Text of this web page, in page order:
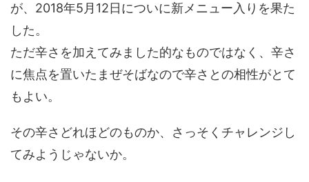
が、2018年5月12日についに新メニュー入りを果た
した。
ただ辛さを加えてみました的なものではなく、辛さ
に焦点を置いたまぜそばなので辛さとの相性がとて
もよい。
その辛さどれほどのものか、さっそくチャレンジし
てみようじゃないか。